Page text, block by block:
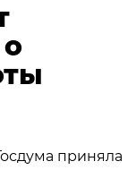
приняла